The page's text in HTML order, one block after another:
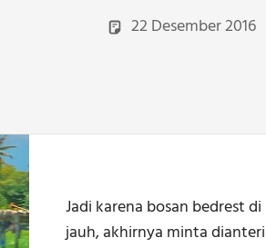
22 Desember 2016
Jadi karena bosan bedrest
jauh, akhirnya minta